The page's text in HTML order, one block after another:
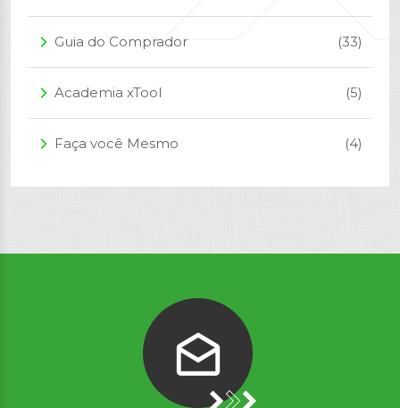
arrow_forward_ios Guia do Comprador (33)
arrow_forward_ios Academia xTool (5)
arrow_forward_ios Faça você Mesmo (4)